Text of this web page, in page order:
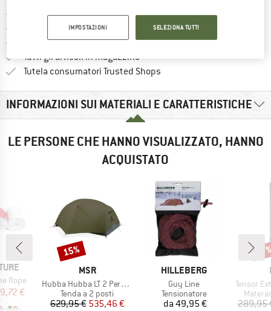
Porto franco da 69 € (IT)Qui trovi ulteriori informazioni sulle
100 giorni di diritto di recesso
Vai alla politica di recesso qui
> 4.000.000 clienti soddisfatti
Tutti gli articoli in magazzino
Tutela consumatori Trusted Shops
INFORMAZIONI SUI MATERIALI E CARATTERISTICHE
LE PERSONE CHE HANNO VISUALIZZATO, HANNO
ACQUISTATO
Rope
ridotto
9,72 €
MARCHIO
MSR
Articolo
Hubba Hubba LT 2 Person
Gruppo di prodotti
Tenda a 2 posti
Prezzo
629,95 €Prezzo ridotto
535,46 €
Sconto
15%
MARCHIO
HILLEBERG
Articolo
Guy Line
Gruppo di prodotti
Tensionatore
Prezzo
da 49,95 €
Articolo
Tensor
289,95
IMPOSTAZIONI SELEZIONA TUTTI